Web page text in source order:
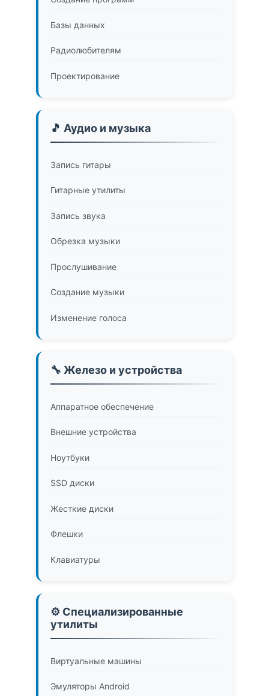
Базы данных
Радиолюбителям
Проектирование
🎵 Аудио и музыка
Запись гитары
Гитарные утилиты
Запись звука
Обрезка музыки
Прослушивание
Создание музыки
Изменение голоса
🔧 Железо и устройства
Аппаратное обеспечение
Внешние устройства
Ноутбуки
SSD диски
Жесткие диски
Флешки
Клавиатуры
⚙️ Специализированные
утилиты
Виртуальные машины
Эмуляторы Android